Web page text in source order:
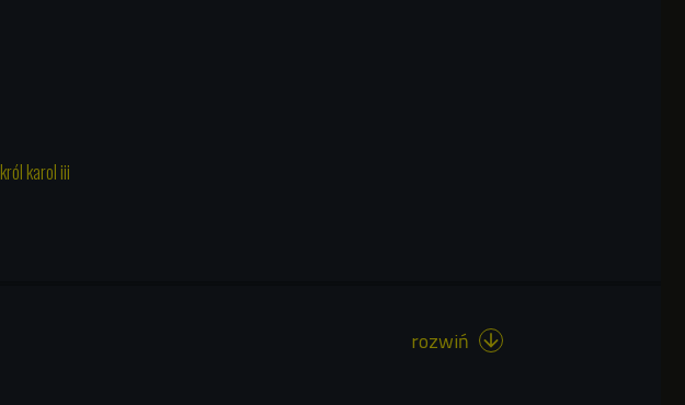
król karol iii
rozwiń 